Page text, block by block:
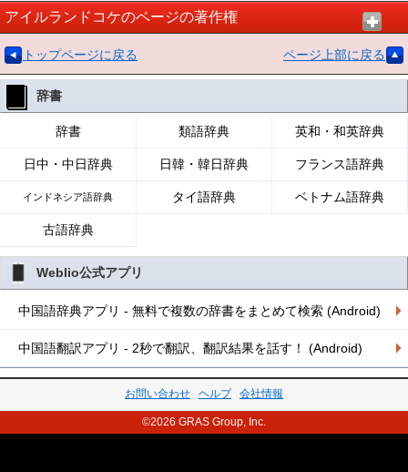
アイルランドコケのページの著作権
トップページに戻る ページ上部に戻る
辞書
辞書 類語辞典 英和・和英辞典
日中・中日辞典 日韓・韓日辞典 フランス語辞典
インドネシア語辞典 タイ語辞典 ベトナム語辞典
古語辞典
Weblio公式アプリ
中国語辞典アプリ - 無料で複数の辞書をまとめて検索 (Android)
中国語翻訳アプリ - 2秒で翻訳、翻訳結果を話す！ (Android)
お問い合わせ ヘルプ 会社情報
©2026 GRAS Group, Inc.